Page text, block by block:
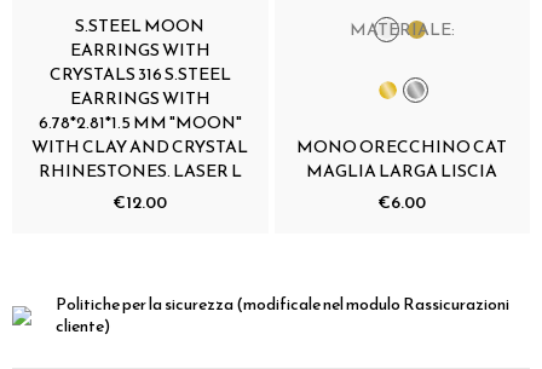
S.STEEL MOON
EARRINGS WITH
CRYSTALS 316 S.STEEL
EARRINGS WITH
6.78*2.81*1.5 MM "MOON"
WITH CLAY AND CRYSTAL
RHINESTONES. LASER L
€12.00
MATERIALE:
MONO ORECCHINO CAT
MAGLIA LARGA LISCIA
€6.00
Politiche per la sicurezza(modificale nel modulo Rassicurazioni
cliente)